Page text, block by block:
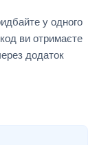
у одного
ви отримаєте
додаток